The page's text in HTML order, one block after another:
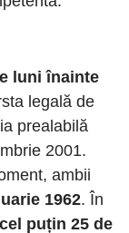
luni înainte
legală de
prealabilă
2001.
ambii
1962. În
cel puțin 25 de